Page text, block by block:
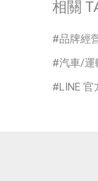
相關
品牌經
汽車/運
LINE 官